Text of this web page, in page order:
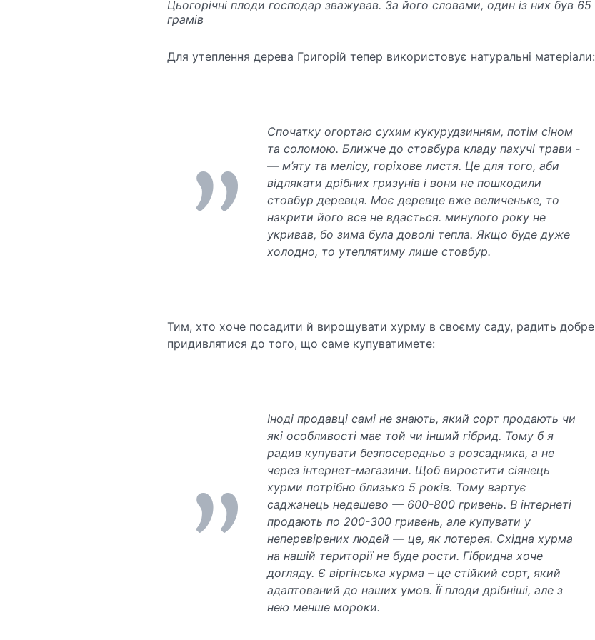
Цьогорічні плоди господар зважував. За його словами, один із них був 65
грамів
Для утеплення дерева Григорій тепер використовує натуральні матеріали:
Спочатку огортаю сухим кукурудзинням, потім сіном
та соломою. Ближче до стовбура кладу пахучі трави ­
— м’яту та мелісу, горіхове листя. Це для того, аби
відлякати дрібних гризунів і вони не пошкодили
стовбур деревця. Моє деревце вже величеньке, то
накрити його все не вдасться. минулого року не
укривав, бо зима була доволі тепла. Якщо буде дуже
холодно, то утеплятиму лише стовбур.
Тим, хто хоче посадити й вирощувати хурму в своєму саду, радить добре
придивлятися до того, що саме купуватимете:
Іноді продавці самі не знають, який сорт продають чи
які особливості має той чи інший гібрид. Тому б я
радив купувати безпосередньо з розсадника, а не
через інтернет-магазини. Щоб виростити сіянець
хурми потрібно близько 5 років. Тому вартує
саджанець недешево — 600-800 гривень. В інтернеті
продають по 200-300 гривень, але купувати у
неперевірених людей — це, як лотерея. Східна хурма
на нашій території не буде рости. Гібридна хоче
догляду. Є віргінська хурма – це стійкий сорт, який
адаптований до наших умов. Її плоди дрібніші, але з
нею менше мороки.